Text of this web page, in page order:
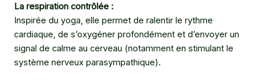
La respiration contrôlée :
Inspirée du yoga, elle permet de ralentir le rythme
cardiaque, de s’oxygéner profondément et d’envoyer un
signal de calme au cerveau (notamment en stimulant le
système nerveux parasympathique).